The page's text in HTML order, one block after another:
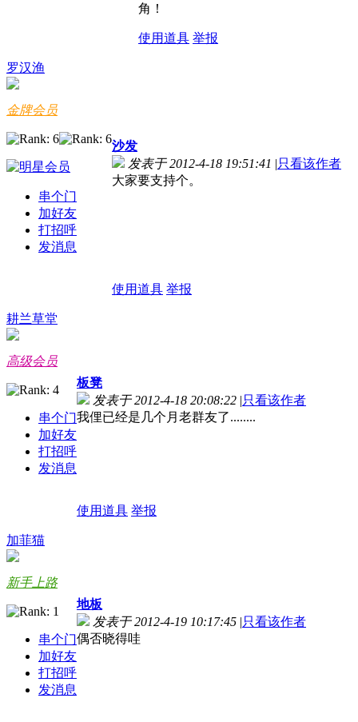
角！
使用道具 举报
罗汉渔
金牌会员
串个门
加好友
打招呼
发消息
沙发
发表于 2012-4-18 19:51:41 |只看该作者
大家要支持个。
使用道具 举报
耕兰草堂
高级会员
串个门
加好友
打招呼
发消息
板凳
发表于 2012-4-18 20:08:22 |只看该作者
我俚已经是几个月老群友了........
使用道具 举报
加菲猫
新手上路
串个门
加好友
打招呼
发消息
地板
发表于 2012-4-19 10:17:45 |只看该作者
偶否晓得哇